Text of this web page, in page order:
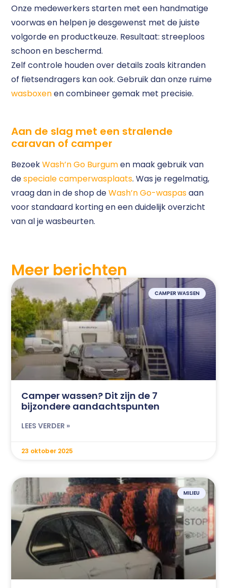
Onze medewerkers starten met een handmatige
voorwas en helpen je desgewenst met de juiste
volgorde en productkeuze. Resultaat: streeploos
schoon en beschermd.
Zelf controle houden over details zoals kitranden
of fietsendragers kan ook. Gebruik dan onze ruime
wasboxenen combineer gemak met precisie.
Aan de slag met een stralende
caravan of camper
BezoekWash’n Go Burgumen maak gebruik van
despeciale camperwasplaats. Was je regelmatig,
vraag dan in de shop deWash’n Go-waspasaan
voor standaard korting en een duidelijk overzicht
van al je wasbeurten.
Meer berichten
CAMPER WASSEN
Camper wassen? Dit zijn de 7
bijzondere aandachtspunten
LEES VERDER »
23 oktober 2025
MILIEU